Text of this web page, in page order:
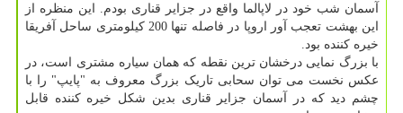
آسمان شب خود در لاپالما واقع در جزایر قناری بودم. این منظره از
این بهشت تعجب آور اروپا در فاصله تنها 200 کیلومتری ساحل آفریقا
خیره کننده بود.
با بزرگ نمایی درخشان ترین نقطه که همان سیاره مشتری است، در
عکس نخست می توان سحابی تاریک بزرگ معروف به "پایپ" را با
چشم دید که در آسمان جزایر قناری بدین شکل خیره کننده قابل